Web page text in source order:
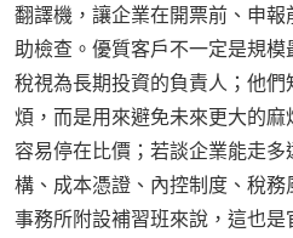
翻譯機，讓企業在開票前、申
助檢查。優質客戶不一定是規
稅視為長期投資的負責人；他
煩，而是用來避免未來更大的
容易停在比價；若談企業能走
構、成本憑證、內控制度、稅
事務所附設補習班來說，這也